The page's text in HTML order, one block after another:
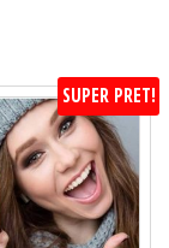
SUPER PRET!